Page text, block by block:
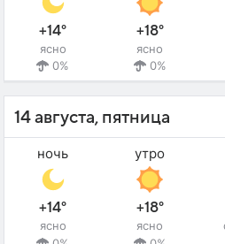
+14°
ясно
0%
+18°
ясно
0%
14 августа, пятница
ночь
+14°
ясно
утро
+18°
ясно